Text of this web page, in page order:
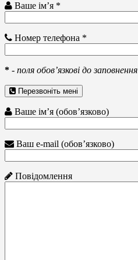
Ваше ім’я *
Номер телефона *
* - поля обов’язкові до заповнення
Перезвоніть мені
Ваше ім’я (обов’язково)
Ваш e-mail (обов’язково)
Повідомлення